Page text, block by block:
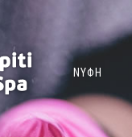
ΝΥΦΗ